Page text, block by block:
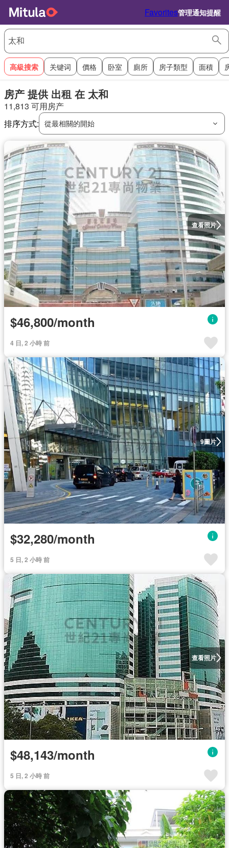
Favorites管理通知提醒
高級搜索 关键词 價格 卧室 廁所 房子類型 面積
房产 提供 出租 在 太和
11,813 可用房产
排序方式: 從最相關的開始
查看照片
$46,800/month
4 日, 2 小時 前
9圖片
$32,280/month
5 日, 2 小時 前
查看照片
$48,143/month
5 日, 2 小時 前